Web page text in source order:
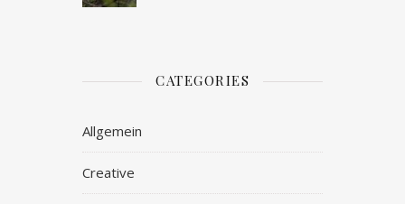
CATEGORIES
Allgemein
Creative